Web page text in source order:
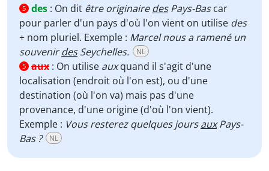
5 des : On dit être originairedesPays-Bascar
pour parler d'un pays d'où l'on vient on utilise des
+ nom pluriel. Exemple : Marcel nous a ramené un
souvenirdesSeychelles. NL
5 aux : On utilise auxquand il s'agit d'une
localisation (endroit où l'on est), ou d'une
destination (où l'on va) mais pas d'une
provenance, d'une origine (d'où l'on vient).
Exemple : Vous resterez quelques joursauxPays-
Bas ?
NL